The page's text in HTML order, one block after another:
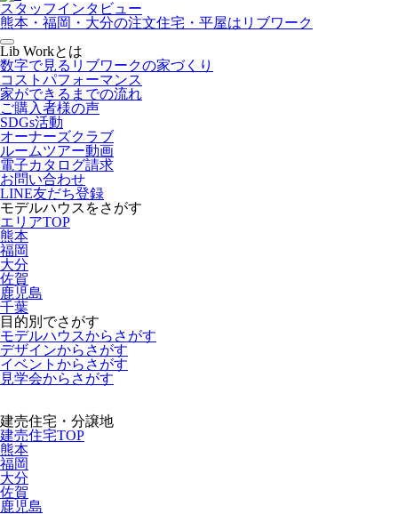
スタッフインタビュー
熊本・福岡・大分の注文住宅・平屋はリブワーク
Lib Workとは
数字で見るリブワークの家づくり
コストパフォーマンス
家ができるまでの流れ
ご購入者様の声
SDGs活動
オーナーズクラブ
ルームツアー動画
電子カタログ請求
お問い合わせ
LINE友だち登録
モデルハウスをさがす
エリアTOP
熊本
福岡
大分
佐賀
鹿児島
千葉
目的別でさがす
モデルハウスからさがす
デザインからさがす
イベントからさがす
見学会からさがす
建売住宅・分譲地
建売住宅TOP
熊本
福岡
大分
佐賀
鹿児島